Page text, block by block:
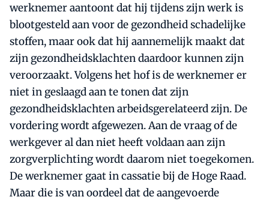
werknemer aantoont dat hij tijdens zijn werk is
blootgesteld aan voor de gezondheid schadelijke
stoffen, maar ook dat hij aannemelijk maakt dat
zijn gezondheidsklachten daardoor kunnen zijn
veroorzaakt. Volgens het hof is de werknemer er
niet in geslaagd aan te tonen dat zijn
gezondheidsklachten arbeidsgerelateerd zijn. De
vordering wordt afgewezen. Aan de vraag of de
werkgever al dan niet heeft voldaan aan zijn
zorgverplichting wordt daarom niet toegekomen.
De werknemer gaat in cassatie bij de Hoge Raad.
Maar die is van oordeel dat de aangevoerde